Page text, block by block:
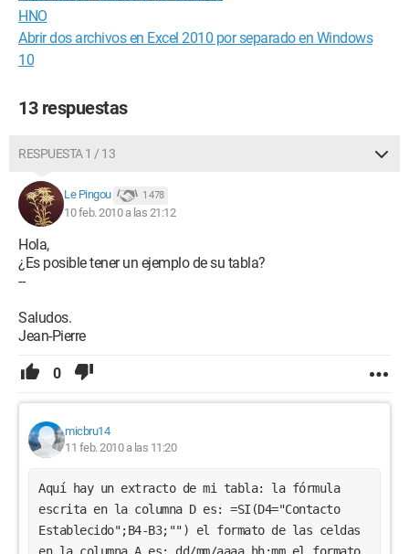
Hasta pronto.
HNO
Abrir dos archivos en Excel 2010 por separado en Windows
10
13 respuestas
RESPUESTA 1 / 13
Le Pingou 1 478
10 feb. 2010 a las 21:12
Hola,
¿Es posible tener un ejemplo de su tabla?
--
Saludos.
Jean-Pierre
0
micbru14
11 feb. 2010 a las 11:20
Aquí hay un extracto de mi tabla: la fórmula
escrita en la columna D es: =SI(D4="Contacto
Establecido";B4-B3;"") el formato de las celdas
en la columna A es: dd/mm/aaaa hh:mm el formato